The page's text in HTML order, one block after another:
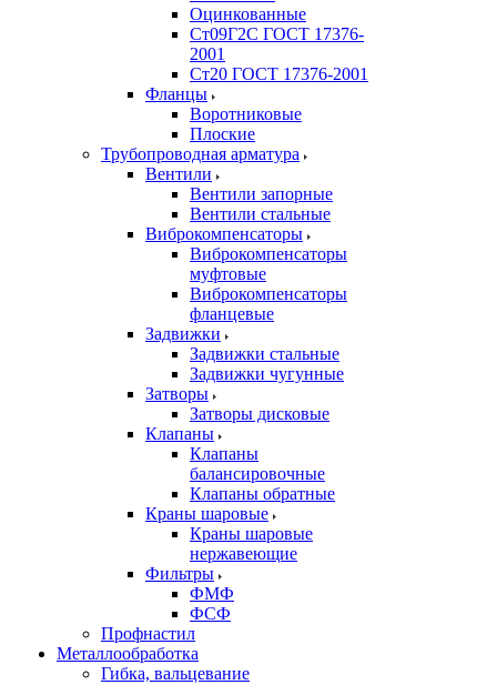
Оцинкованные
Ст09Г2С ГОСТ 17376-
2001
Ст20 ГОСТ 17376-2001
Фланцы
Воротниковые
Плоские
Трубопроводная арматура
Вентили
Вентили запорные
Вентили стальные
Виброкомпенсаторы
Виброкомпенсаторы
муфтовые
Виброкомпенсаторы
фланцевые
Задвижки
Задвижки стальные
Задвижки чугунные
Затворы
Затворы дисковые
Клапаны
Клапаны
балансировочные
Клапаны обратные
Краны шаровые
Краны шаровые
нержавеющие
Фильтры
ФМФ
ФСФ
Профнастил
Металлообработка
Гибка, вальцевание